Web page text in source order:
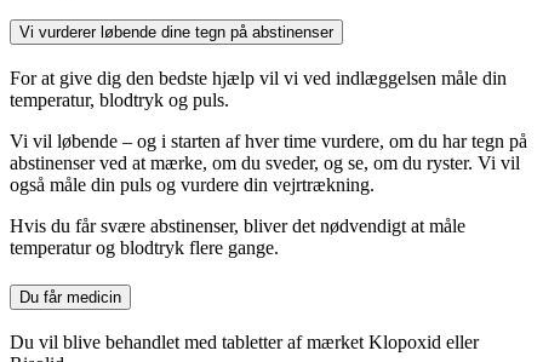
Vi vurderer løbende dine tegn på abstinenser
For at give dig den bedste hjælp vil vi ved indlæggelsen måle din
temperatur, blodtryk og puls.
Vi vil løbende – og i starten af hver time vurdere, om du har tegn på
abstinenser ved at mærke, om du sveder, og se, om du ryster. Vi vil
også måle din puls og vurdere din vejrtrækning.
Hvis du får svære abstinenser, bliver det nødvendigt at måle
temperatur og blodtryk flere gange.
Du får medicin
Du vil blive behandlet med tabletter af mærket Klopoxid eller